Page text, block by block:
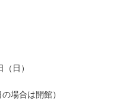
日）
場合は開館）